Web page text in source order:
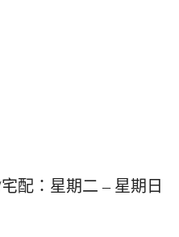
配：星期二 – 星期日